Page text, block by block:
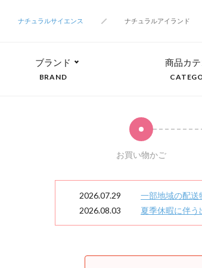
ナチュラルサイエンス
ナチュラルアイランド
ブランド
BRAND
商品カテ
お買い物かご
2026.07.29
一部地域の配送
2026.08.03
夏季休暇に伴